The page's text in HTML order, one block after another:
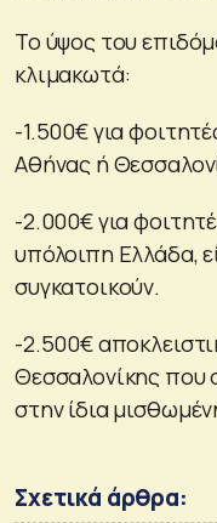
Το ύψος του
κλιμακωτά:
-1.500€ για
Αθήνας ή
-2.000€ για
υπόλοιπη Ελλάδα,
συγκατοικούν.
-2.500€
Θεσσαλονίκης που
στην ίδια
Σχετικά άρθρα: